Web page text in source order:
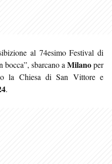
al 74esimo Festival di
bocca”, sbarcano a Milanoper
la Chiesa di San Vittore e
.